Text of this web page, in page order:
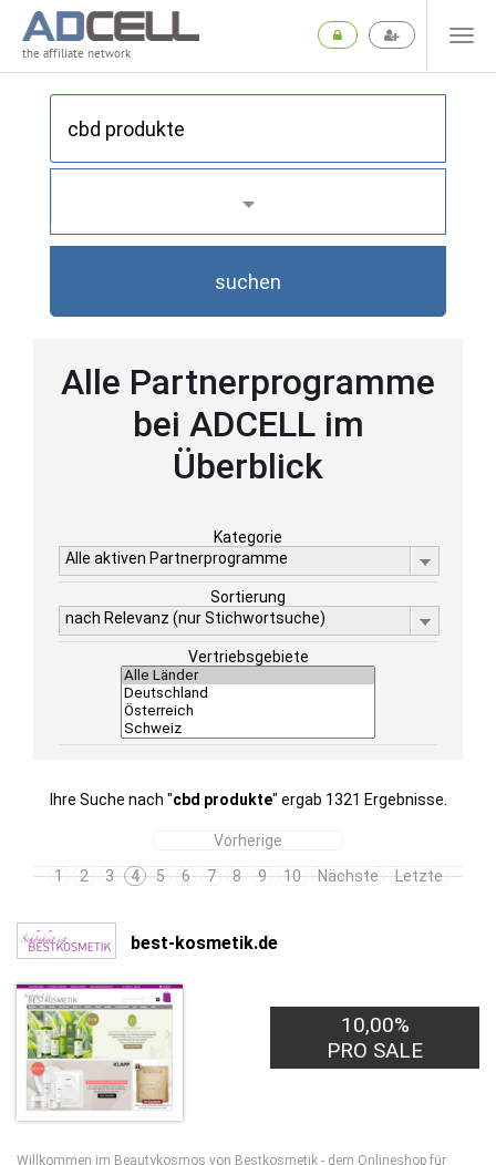
the affiliate network
suchen
Alle Partnerprogramme
bei ADCELL im
Überblick
Kategorie
Alle aktiven Partnerprogramme
Sortierung
nach Relevanz (nur Stichwortsuche)
Vertriebsgebiete
Ihre Suche nach "cbd produkte" ergab 1321 Ergebnisse.
Vorherige
1
2 3 4 5 6 7 8 9 10 Nächste Letzte
best-kosmetik.de
10,00%
PRO SALE
Willkommen im Beautykosmos von Bestkosmetik - dem Onlineshop für